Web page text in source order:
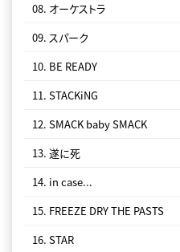
08. オーケストラ
09. スパーク
10. BE READY
11. STACKiNG
12. SMACK baby SMACK
13. 遂に死
14. in case...
15. FREEZE DRY THE PASTS
16. STAR
11. STACKiNG
12. SMACK baby SMACK
13. 遂に死
14. in case...
15. FREEZE DRY THE PASTS
16. STAR
17. MONSTERS
18. スーパーヒーローミュージック
19. beautifulさ